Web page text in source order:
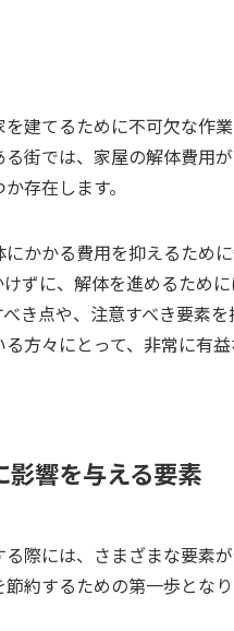
建てるために不可欠な作
街では、家屋の解体費用
存在します。
かかる費用を抑えるため
けずに、解体を進めるため
き点や、注意すべき要素
方々にとって、非常に有
響を与える要素
際には、さまざまな要素
約するための第一歩とな